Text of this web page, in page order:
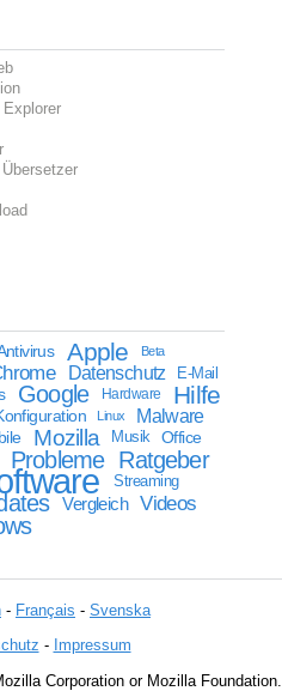
Apple
Beta
Datenschutz E-Mail
Google Hardware Hilfe
Linux Malware
Mozilla Musik Office
Probleme Ratgeber
Streaming
Vergleich Videos
- Français - Svenska
- Impressum
Corporation or Mozilla Foundation.